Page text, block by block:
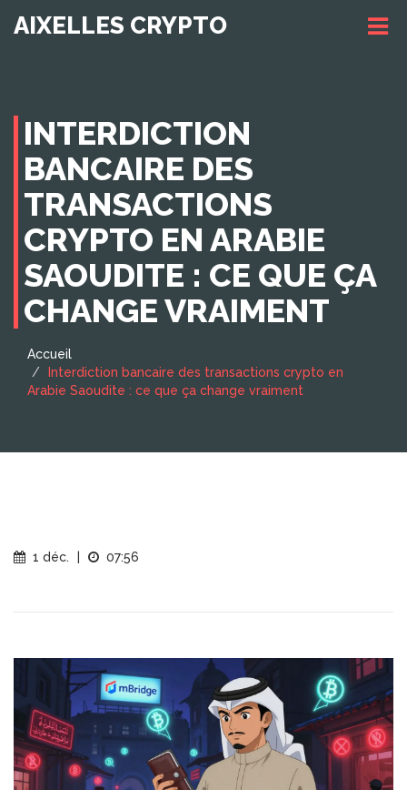
AIXELLES CRYPTO
INTERDICTION
BANCAIRE DES
TRANSACTIONS
CRYPTO EN ARABIE
SAOUDITE : CE QUE ÇA
CHANGE VRAIMENT
Accueil
Interdiction bancaire des transactions crypto en
Arabie Saoudite : ce que ça change vraiment
1 déc. 07:56